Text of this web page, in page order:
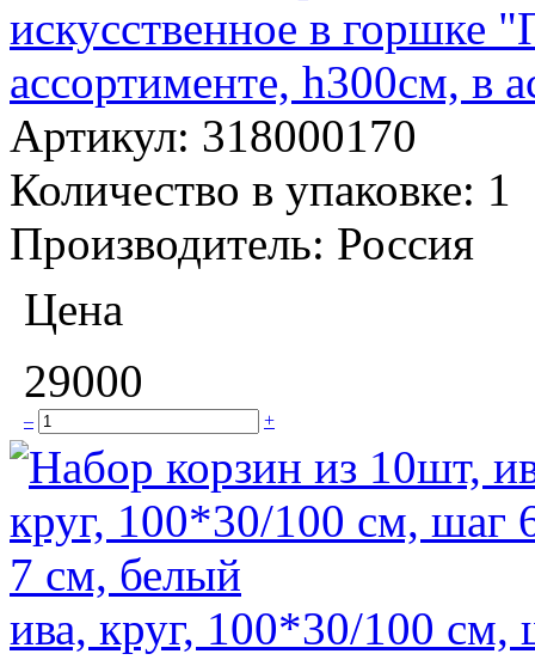
искусственное в горшке
ассортименте, h300см, в
Артикул: 318000170
Количество в упаковке: 1
Производитель: Россия
Цена
29000
– +
ива, круг, 100*30/100